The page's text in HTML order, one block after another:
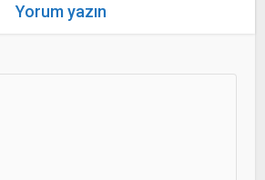
Yorum yazın